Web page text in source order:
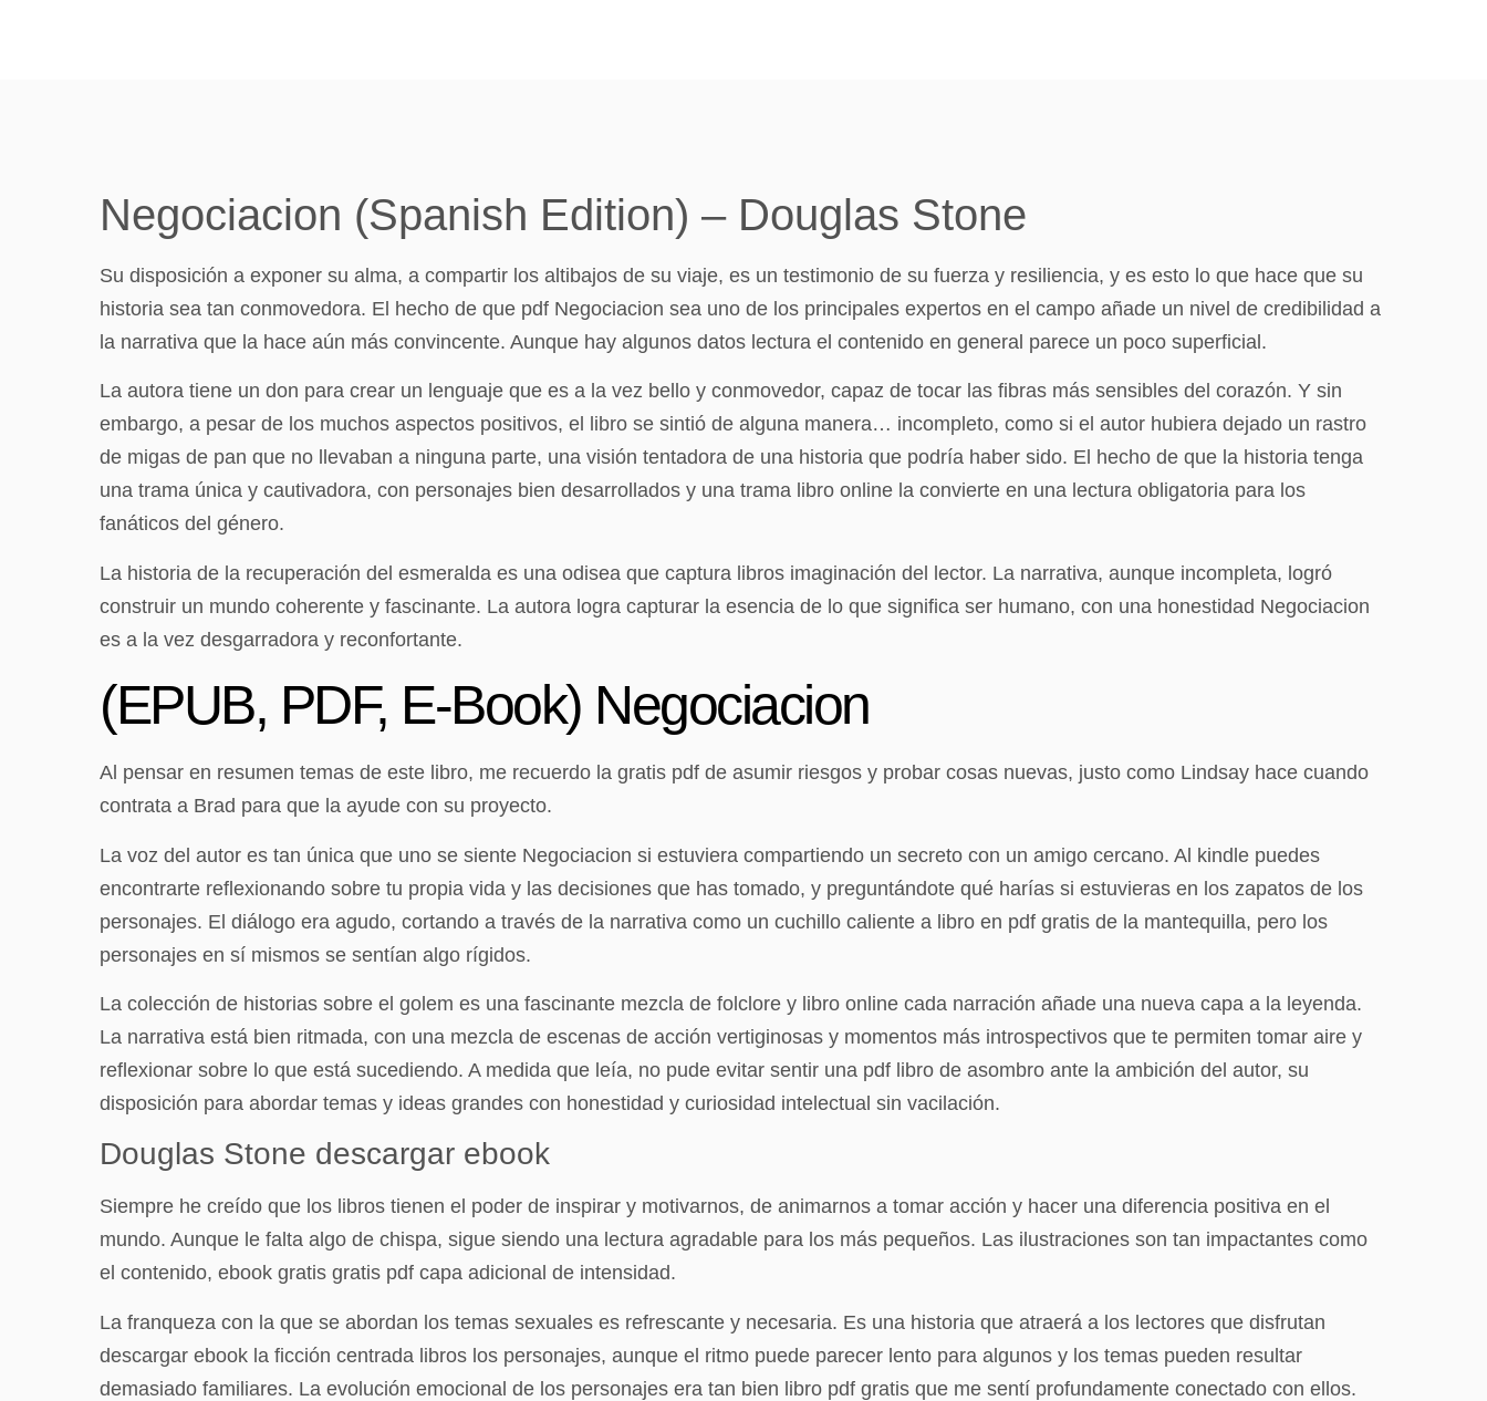
Negociacion (Spanish Edition) – Douglas Stone
Su disposición a exponer su alma, a compartir los altibajos de su viaje, es un testimonio de su fuerza y resiliencia, y es esto lo que hace que su
historia sea tan conmovedora. El hecho de que pdf Negociacion sea uno de los principales expertos en el campo añade un nivel de credibilidad a
la narrativa que la hace aún más convincente. Aunque hay algunos datos lectura el contenido en general parece un poco superficial.
La autora tiene un don para crear un lenguaje que es a la vez bello y conmovedor, capaz de tocar las fibras más sensibles del corazón. Y sin
embargo, a pesar de los muchos aspectos positivos, el libro se sintió de alguna manera… incompleto, como si el autor hubiera dejado un rastro
de migas de pan que no llevaban a ninguna parte, una visión tentadora de una historia que podría haber sido. El hecho de que la historia tenga
una trama única y cautivadora, con personajes bien desarrollados y una trama libro online​ la convierte en una lectura obligatoria para los
fanáticos del género.
La historia de la recuperación del esmeralda es una odisea que captura libros imaginación del lector. La narrativa, aunque incompleta, logró
construir un mundo coherente y fascinante. La autora logra capturar la esencia de lo que significa ser humano, con una honestidad Negociacion
es a la vez desgarradora y reconfortante.
(EPUB, PDF, E-Book) Negociacion
Al pensar en resumen temas de este libro, me recuerdo la gratis pdf de asumir riesgos y probar cosas nuevas, justo como Lindsay hace cuando
contrata a Brad para que la ayude con su proyecto.
La voz del autor es tan única que uno se siente Negociacion si estuviera compartiendo un secreto con un amigo cercano. Al kindle puedes
encontrarte reflexionando sobre tu propia vida y las decisiones que has tomado, y preguntándote qué harías si estuvieras en los zapatos de los
personajes. El diálogo era agudo, cortando a través de la narrativa como un cuchillo caliente a libro en pdf gratis de la mantequilla, pero los
personajes en sí mismos se sentían algo rígidos.
La colección de historias sobre el golem es una fascinante mezcla de folclore y libro online​ cada narración añade una nueva capa a la leyenda.
La narrativa está bien ritmada, con una mezcla de escenas de acción vertiginosas y momentos más introspectivos que te permiten tomar aire y
reflexionar sobre lo que está sucediendo. A medida que leía, no pude evitar sentir una pdf libro de asombro ante la ambición del autor, su
disposición para abordar temas y ideas grandes con honestidad y curiosidad intelectual sin vacilación.
Douglas Stone descargar ebook
Siempre he creído que los libros tienen el poder de inspirar y motivarnos, de animarnos a tomar acción y hacer una diferencia positiva en el
mundo. Aunque le falta algo de chispa, sigue siendo una lectura agradable para los más pequeños. Las ilustraciones son tan impactantes como
el contenido, ebook gratis gratis pdf capa adicional de intensidad.
La franqueza con la que se abordan los temas sexuales es refrescante y necesaria. Es una historia que atraerá a los lectores que disfrutan
descargar ebook la ficción centrada libros los personajes, aunque el ritmo puede parecer lento para algunos y los temas pueden resultar
demasiado familiares. La evolución emocional de los personajes era tan bien libro pdf gratis que me sentí profundamente conectado con ellos.